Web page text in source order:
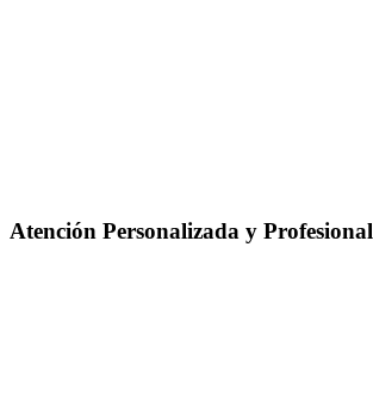
Atención Personalizada y Profesional